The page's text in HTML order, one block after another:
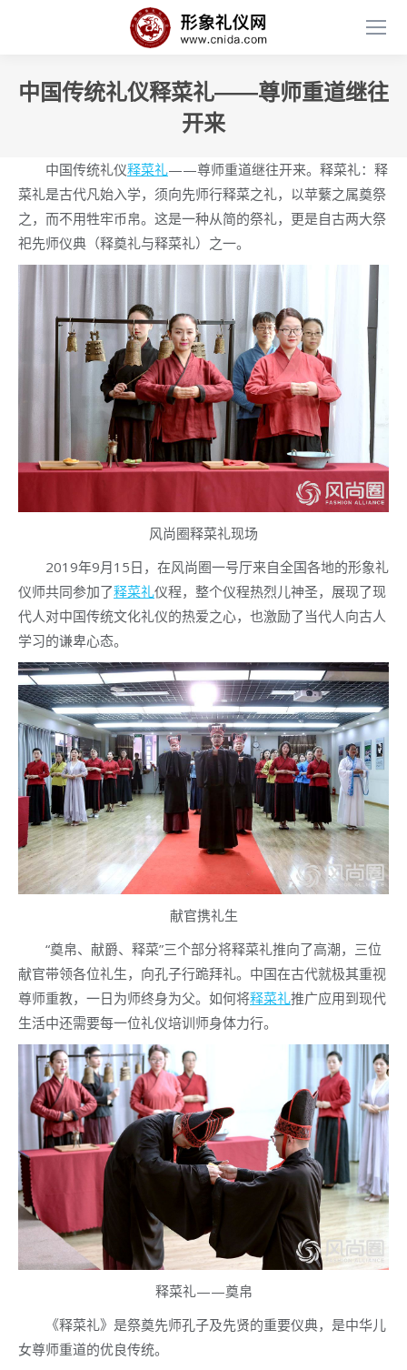
中国传统礼仪释菜礼——尊师重道继往
开来
中国传统礼仪释菜礼——尊师重道继往开来。释菜礼：释
菜礼是古代凡始入学，须向先师行释菜之礼，以苹蘩之属奠祭
之，而不用牲牢币帛。这是一种从简的祭礼，更是自古两大祭
祀先师仪典（释奠礼与释菜礼）之一。
风尚圈释菜礼现场
2019年9月15日，在风尚圈一号厅来自全国各地的形象礼
仪师共同参加了释菜礼仪程，整个仪程热烈儿神圣，展现了现
代人对中国传统文化礼仪的热爱之心，也激励了当代人向古人
学习的谦卑心态。
献官携礼生
“奠帛、献爵、释菜”三个部分将释菜礼推向了高潮，三位
献官带领各位礼生，向孔子行跪拜礼。中国在古代就极其重视
尊师重教，一日为师终身为父。如何将释菜礼推广应用到现代
生活中还需要每一位礼仪培训师身体力行。
释菜礼——奠帛
《释菜礼》是祭奠先师孔子及先贤的重要仪典，是中华儿
女尊师重道的优良传统。